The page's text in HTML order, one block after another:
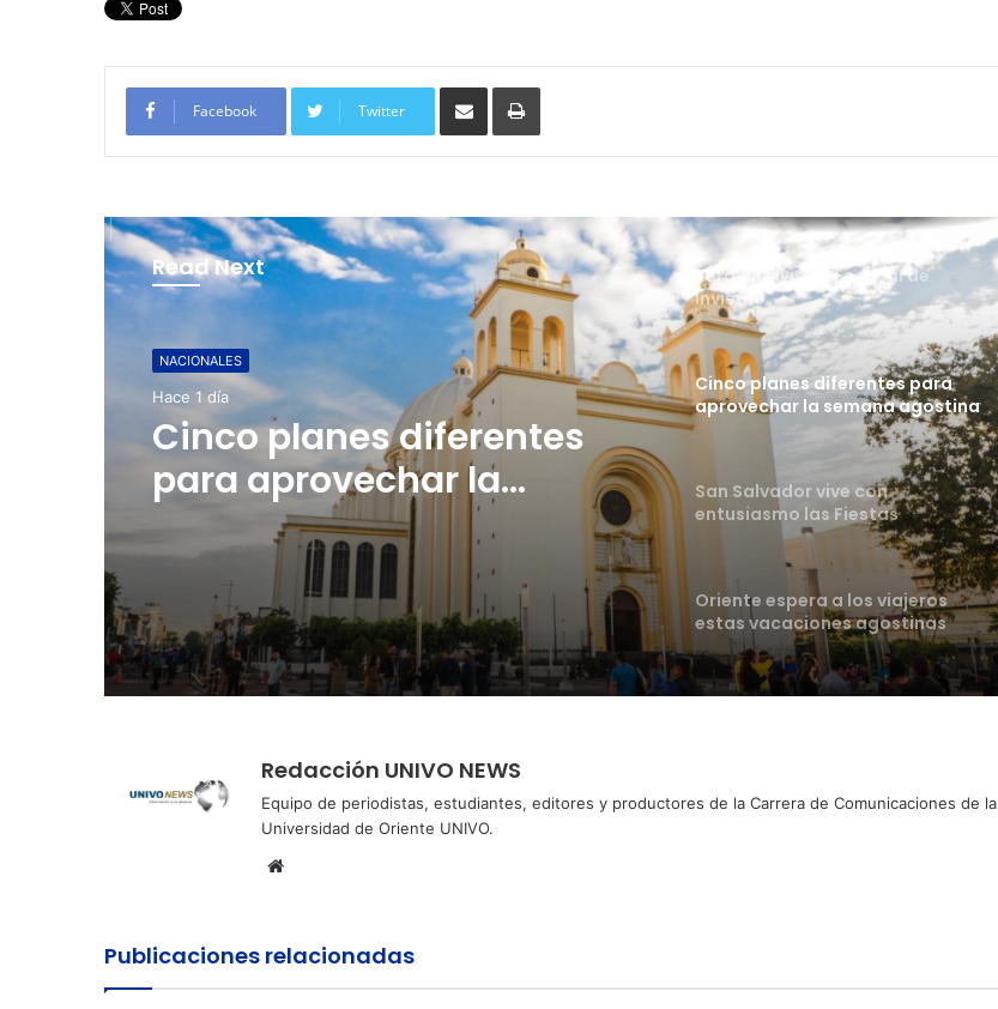
Facebook Twitter
Compartir por correo electrónicoImprimir
Read Next
NACIONALES
Hace 1 día
Cinco planes diferentes
para aprovechar la
semana agostina
Noticias
Hace 2 días
San Salvador vive con
entusiasmo las Fiestas
Agostinas
Cinco planes diferentes para
aprovechar la semana agostina
San Salvador vive con
entusiasmo las Fiestas
Agostinas
Oriente espera a los viajeros
estas vacaciones agostinas
Suben los precios de los
combustibles
integral
Redacción UNIVO NEWS
Equipo de periodistas, estudiantes, editores y productores de la Carrera de Comunicaciones de la
Universidad de Oriente UNIVO.
Sitio
Publicaciones relacionadas